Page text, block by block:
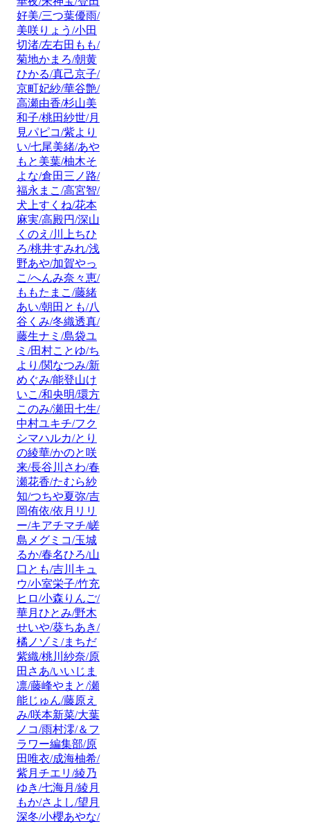
好美/三つ葉優雨/
美咲りょう/小田
切渚/左右田もも/
菊地かまろ/朝黄
ひかる/真己京子/
京町妃紗/華谷艶/
高瀬由香/杉山美
和子/桃田紗世/月
見パピコ/紫より
い/七尾美緒/あや
もと美葉/柚木そ
よな/倉田三ノ路/
福永まこ/高宮智/
犬上すくね/花本
麻実/高殿円/深山
くのえ/川上ちひ
ろ/桃井すみれ/浅
野あや/加賀やっ
こ/へんみ奈々恵/
ももたまこ/藤緒
あい/朝田とも/八
谷くみ/冬織透真/
藤生ナミ/島袋ユ
ミ/田村ことゆ/ち
より/関なつみ/新
めぐみ/能登山け
いこ/和央明/環方
このみ/瀬田七生/
中村ユキチ/フク
シマハルカ/とり
の綾華/かのと咲
来/長谷川さわ/春
瀬花香/たむら紗
知/つちや夏弥/吉
岡侑依/依月リリ
ー/キアチマチ/嵯
島メグミコ/玉城
るか/春名ひろ/山
口とも/吉川キュ
ウ/小室栄子/竹充
ヒロ/小森りんご/
華月ひとみ/野木
せいや/葵ちあき/
橘ノゾミ/まちだ
紫織/桃川紗奈/原
田さあ/いいじま
凛/藤峰やまと/瀬
能じゅん/藤原え
み/咲本新菜/大葉
ノコ/雨村澪/＆フ
ラワー編集部/原
田唯衣/成海柚希/
紫月チエリ/綾乃
ゆき/七海月/綾月
もか/さよし/望月
深冬/小櫻あやな/